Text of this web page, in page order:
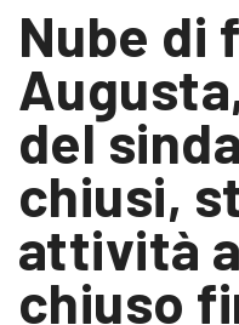
Nube di
del
chiusi,
attività
chiuso